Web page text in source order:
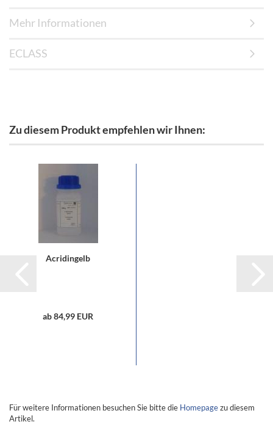
Mehr Informationen
ECLASS
Zu diesem Produkt empfehlen wir Ihnen:
Acridingelb
ab 84,99 EUR
Für weitere Informationen besuchen Sie bitte die Homepagezu diesem
Artikel.